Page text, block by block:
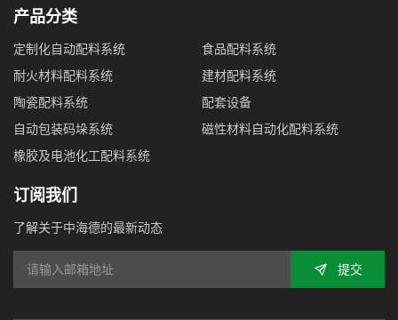
产品分类
定制化自动配料系统
耐火材料配料系统
陶瓷配料系统
自动包装码垛系统
橡胶及电池化工配料系统
食品配料系统
建材配料系统
配套设备
磁性材料自动化配料系统
订阅我们
了解关于中海德的最新动态
提交